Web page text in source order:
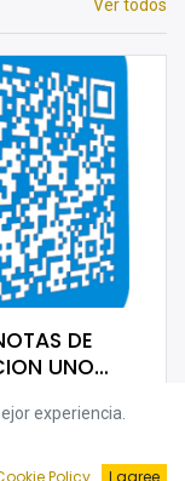
Ver todos
DE
UNO
4pasos
experiencia.
Policy I agree